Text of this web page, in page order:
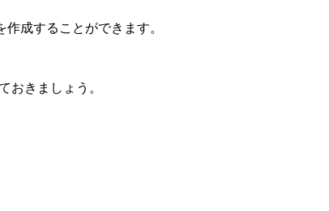
成することができます。
おきましょう。